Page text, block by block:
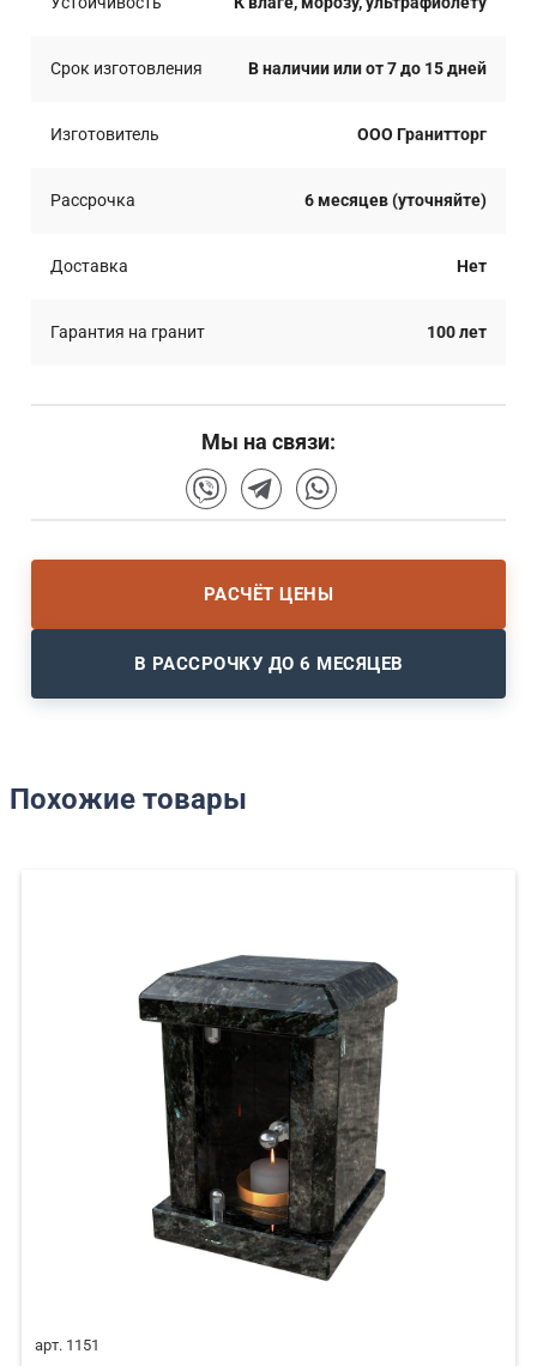
Срок изготовления В наличии или от 7 до 15 дней
Изготовитель ООО Гранитторг
Рассрочка 6 месяцев (уточняйте)
Доставка Нет
Гарантия на гранит 100 лет
Мы на связи:
РАСЧЁТ ЦЕНЫ
В РАССРОЧКУ ДО 6 МЕСЯЦЕВ
Похожие товары
арт. 1151